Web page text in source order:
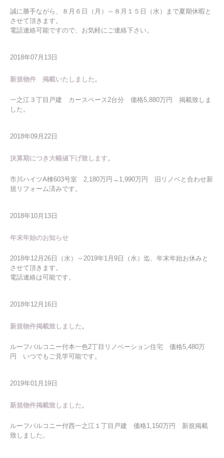
誠に勝手ながら、８月６日（月）～８月１５日（水）まで夏期休暇と
させて頂きます。
電話連絡可能ですので、お気軽にご連絡下さい。
2018年07月13日
新規物件 掲載いたしました。
一之江３丁目戸建 カースペース2台分 価格5,880万円 掲載致しま
した。
2018年09月22日
決算期につき大幅値下げ致します。
市川ハイツA棟603号室 2,180万円→1,990万円 旧リノベと合わせ新
規リフォーム済みです。
2018年10月13日
年末年始のお知らせ
2018年12月26日（水）～2019年1月9日（水）迄、年末年始お休みと
させて頂きます。
電話連絡は可能です。
2018年12月16日
新規物件掲載致しました。
ルーフバルコニー付本一色2丁目リノベーション住宅 価格5,480万
円 いつでもご見学可能です。
2019年01月19日
新規物件掲載致しました。
ルーフバルコニー付西一之江１丁目戸建 価格1,150万円 新規掲載
致しました。